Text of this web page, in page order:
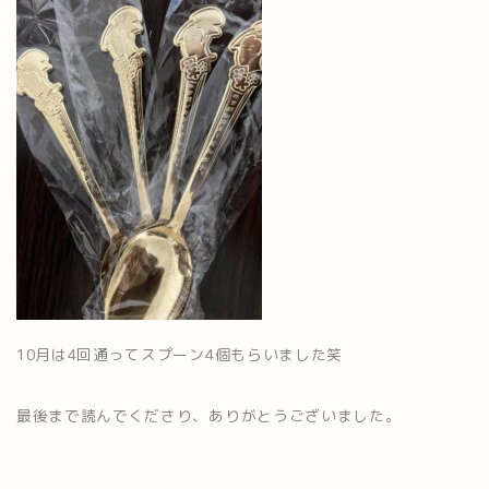
10月は4回通ってスプーン4個もらいました笑
最後まで読んでくださり、ありがとうございました。